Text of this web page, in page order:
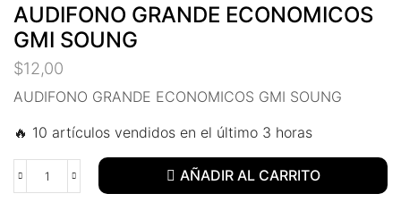
panel
panel
panel
AUDIFONO GRANDE ECONOMICOS
GMI SOUNG
$12,00
AUDIFONO GRANDE ECONOMICOS GMI SOUNG
🔥 10 artículos vendidos en el último 3 horas
AÑADIR AL CARRITO